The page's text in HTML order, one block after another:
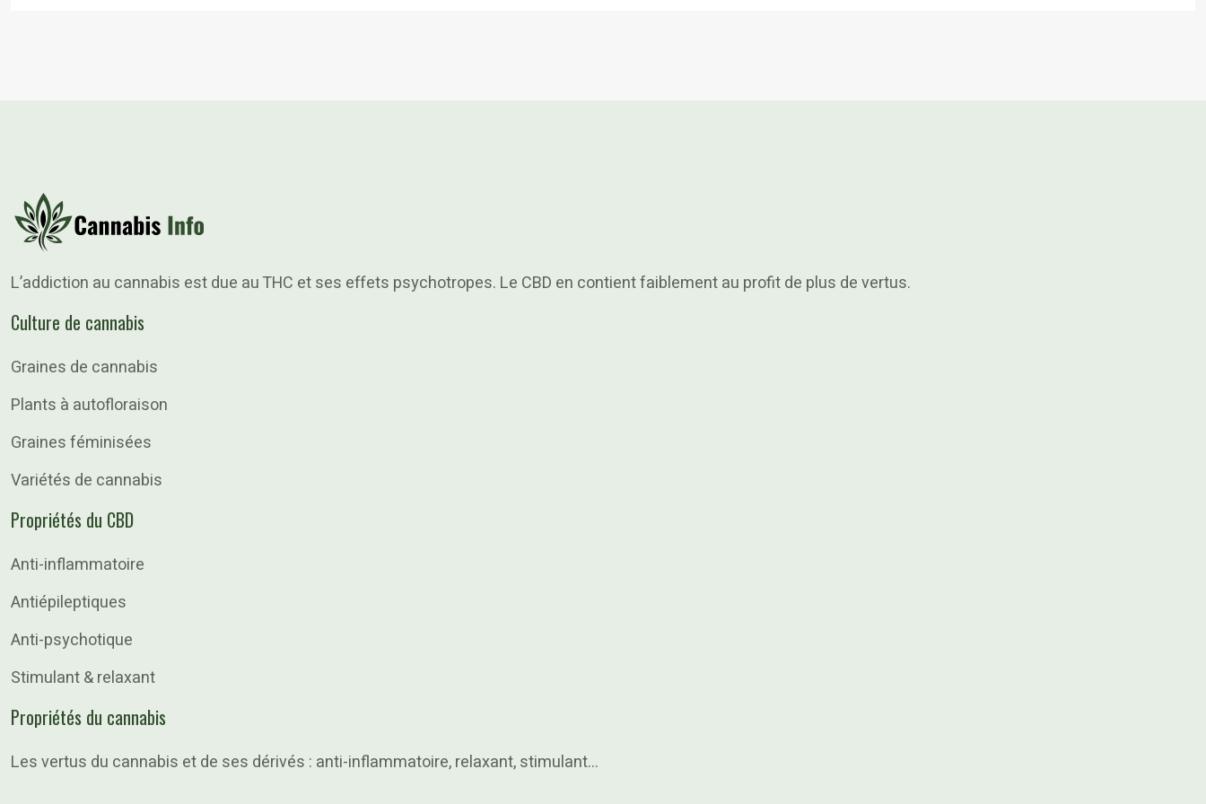
L’addiction au cannabis est due au THC et ses effets psychotropes. Le CBD en contient faiblement au profit de plus de vertus.
Culture de cannabis
Graines de cannabis
Plants à autofloraison
Graines féminisées
Variétés de cannabis
Propriétés du CBD
Anti-inflammatoire
Antiépileptiques
Anti-psychotique
Stimulant & relaxant
Propriétés du cannabis
Les vertus du cannabis et de ses dérivés : anti-inflammatoire, relaxant, stimulant…